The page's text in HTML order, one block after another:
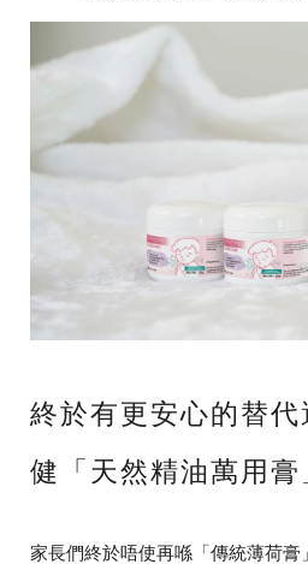
終於有更安心的替
健「天然精油萬用膏
家長們終於唔使再喺「傳統薄荷膏